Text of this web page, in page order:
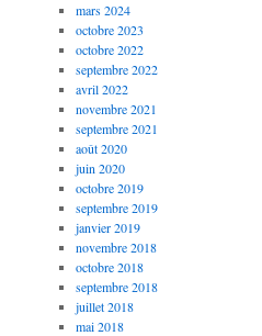
mars 2024
octobre 2023
octobre 2022
septembre 2022
avril 2022
novembre 2021
septembre 2021
août 2020
juin 2020
octobre 2019
septembre 2019
janvier 2019
novembre 2018
octobre 2018
septembre 2018
juillet 2018
mai 2018